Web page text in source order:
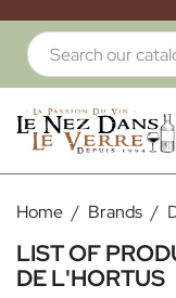
Home Brands
LIST OF
DE L'HORTUS